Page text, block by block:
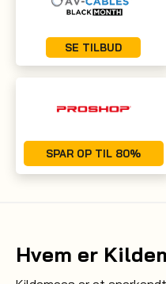
SE TILBUD
SPAR OP TIL 80%
Hvem er